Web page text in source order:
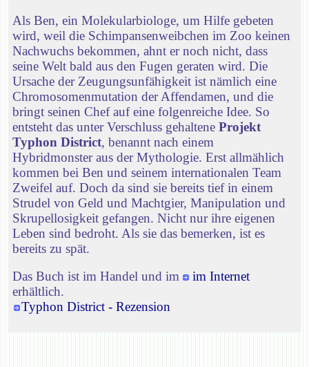
Als Ben, ein Molekularbiologe, um Hilfe gebeten
wird, weil die Schimpansenweibchen im Zoo keinen
Nachwuchs bekommen, ahnt er noch nicht, dass
seine Welt bald aus den Fugen geraten wird. Die
Ursache der Zeugungsunfähigkeit ist nämlich eine
Chromosomenmutation der Affendamen, und die
bringt seinen Chef auf eine folgenreiche Idee. So
entsteht das unter Verschluss gehaltene Projekt
Typhon District, benannt nach einem
Hybridmonster aus der Mythologie. Erst allmählich
kommen bei Ben und seinem internationalen Team
Zweifel auf. Doch da sind sie bereits tief in einem
Strudel von Geld und Machtgier, Manipulation und
Skrupellosigkeit gefangen. Nicht nur ihre eigenen
Leben sind bedroht. Als sie das bemerken, ist es
bereits zu spät.
Das Buch ist im Handel und im
im Internet
erhältlich.
Typhon District - Rezension